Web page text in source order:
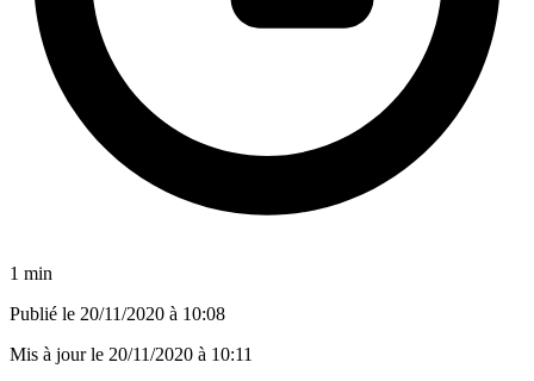
1 min
Publié le 20/11/2020 à 10:08
Mis à jour le 20/11/2020 à 10:11